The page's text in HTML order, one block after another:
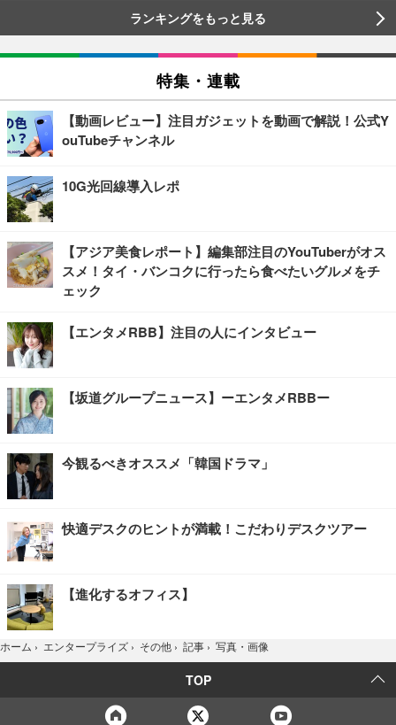
ランキングをもっと見る
特集・連載
【動画レビュー】注目ガジェットを動画で解説！公式Y
ouTubeチャンネル
10G光回線導入レポ
【アジア美食レポート】編集部注目のYouTuberがオス
スメ！タイ・バンコクに行ったら食べたいグルメをチ
ェック
【エンタメRBB】注目の人にインタビュー
【坂道グループニュース】ーエンタメRBBー
今観るべきオススメ「韓国ドラマ」
快適デスクのヒントが満載！こだわりデスクツアー
【進化するオフィス】
ホーム › エンタープライズ › その他 › 記事 › 写真・画像
TOP